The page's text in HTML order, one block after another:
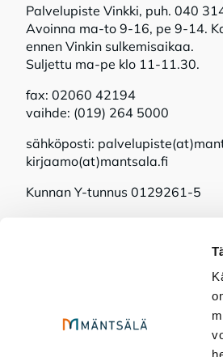
Palvelupiste Vinkki, puh. 040
Avoinna ma-to 9-16, pe 9-14.
ennen Vinkin sulkemisaikaa.
Suljettu ma-pe klo 11-11.30.
fax: 02060 42194
vaihde: (019) 264 5000
sähköposti:
kirjaamo(at)mantsala.fi
Kunnan Y-tunnus 0129261-5